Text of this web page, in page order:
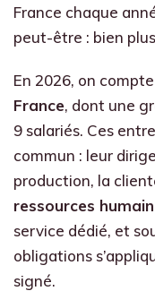
France chaque
peut-être : bien
En 2026, on
France, dont une
9 salariés. Ces
commun : leur
production, la
ressources
service dédié, et
obligations
signé.